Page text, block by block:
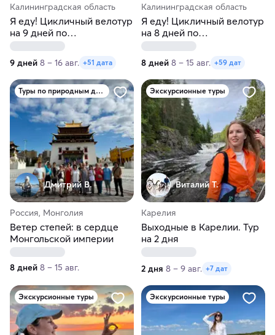
Калининградская область
Я еду! Цикличный велотур
на 9 дней по
Калининградской области
9 дней 8 – 16 авг. +51 дата
Калининградская область
Я еду! Цикличный велотур
на 8 дней по
Калининградской области
8 дней 8 – 15 авг. +59 дат
Туры по природным достопримечательностям
Дмитрий В.
Россия, Монголия
Ветер степей: в сердце
Монгольской империи
8 дней 8 – 15 авг.
Экскурсионные туры
Виталий Т.
Карелия
Выходные в Карелии. Тур
на 2 дня
2 дня 8 – 9 авг. +7 дат
Экскурсионные туры Экскурсионные туры